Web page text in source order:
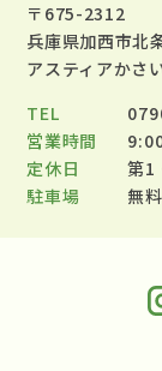
〒675-2312
兵庫県加西市北
アスティアかさ
TEL
営業時間
定休日
第1
駐車場
無料